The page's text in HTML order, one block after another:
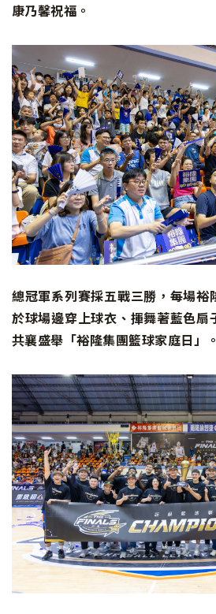
康乃馨祝福。
總冠軍系列賽採五戰三勝，每場裕
於球場邊穿上球衣、揮舞著藍色扇
共襄盛舉「裕隆集團籃球家庭日」。